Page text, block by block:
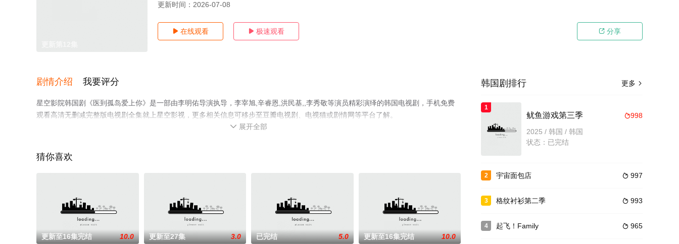
更新时间： 2026-07-08
 在线观看  极速观看  分享
剧情介绍 我要评分
星空影院韩国剧《医到孤岛爱上你》是一部由李明佑导演执导，李宰旭,辛睿恩,洪民基,,李秀敬等演员精彩演绎的韩国电视剧，手机免费
观看高清无删减完整版电视剧全集就上星空影视，更多相关信息可移步至豆瓣电视剧、电视猫或剧情网等平台了解。
 展开全部
猜你喜欢
更新至16集完结 10.0 更新至27集 3.0 已完结 5.0 更新至16集完结 10.0
更多 
韩国剧排行
1
998
鱿鱼游戏第三季
2025 / 韩国 / 韩国
状态：已完结
2  997
宇宙面包店
3  993
格纹衬衫第二季
4  965
起飞！Family